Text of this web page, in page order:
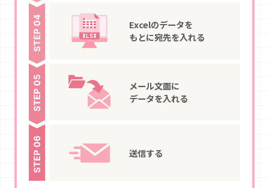
Excelのデータを
もとに宛先を入れる
メール文面に
データを入れる
送信する